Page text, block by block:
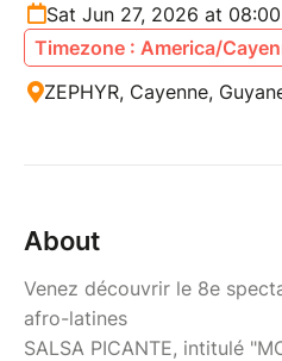
Sat Jun 27, 2026 at
Timezone : America/
ZEPHYR, Cayenne,
About
Venez découvrir le 8e
afro-latines
SALSA PICANTE, intitulé